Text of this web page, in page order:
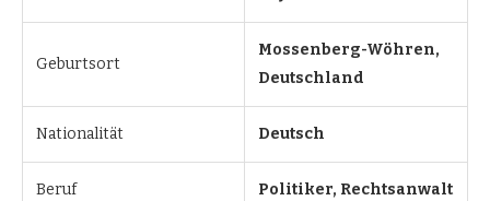
Geburtsort
Mossenberg-Wöhren,
Deutschland
Nationalität Deutsch
Beruf Politiker, Rechtsanwalt